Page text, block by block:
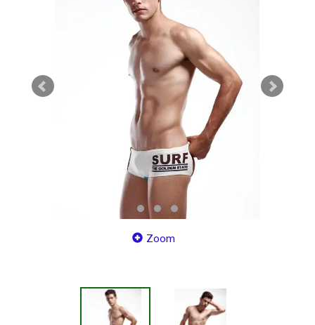
Zoom